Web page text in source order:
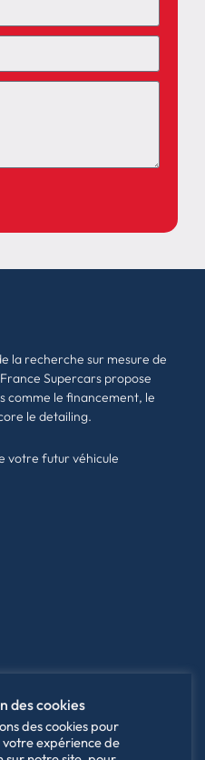
la recherche sur mesure de
Supercars propose
comme le financement, le
le detailing.
votre futur véhicule
des cookies
des cookies pour
expérience de